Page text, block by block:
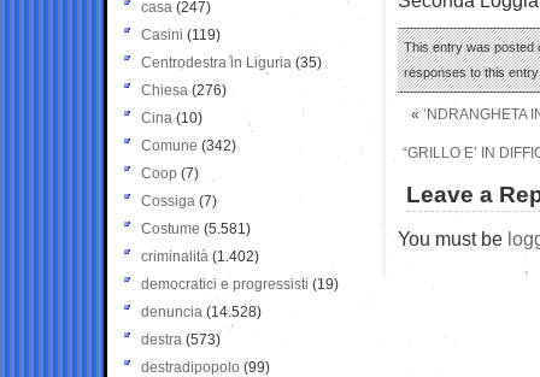
This entry was posted
responses to this
« ‘NDRANGHETA
“GRILLO E’ IN
Leave a
You must be
casa (247)
Casini (119)
Centrodestra in Liguria (35)
Chiesa (276)
Cina (10)
Comune (342)
Coop (7)
Cossiga (7)
Costume (5.581)
criminalità (1.402)
democratici e progressisti (19)
denuncia (14.528)
destra (573)
destradipopolo (99)